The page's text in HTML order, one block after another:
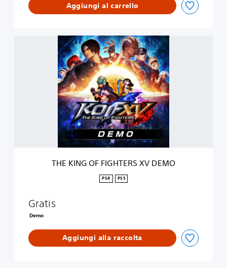
Aggiungi al carrello
THE KING OF FIGHTERS XV DEMO
PS4 PS5
Gratis
Demo
Aggiungi alla raccolta